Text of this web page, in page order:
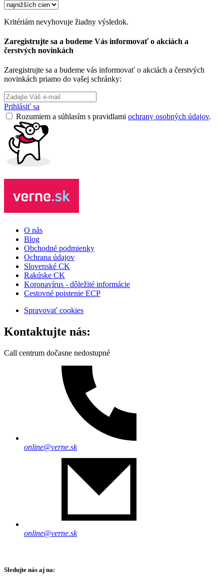
Kritériám nevyhovuje žiadny výsledok.
Zaregistrujte sa a budeme Vás informovať o akciách a
čerstvých novinkách
Zaregistrujte sa a budeme vás informovať o akciách a čerstvých
novinkách priamo do vašej schránky:
Prihlásiť sa
Rozumiem a súhlasím s pravidlami ochrany osobných údajov.
O nás
Blog
Obchodné podmienky
Ochrana údajov
Slovenské CK
Rakúske CK
Koronavírus - dôležité informácie
Cestovné poistenie ECP
Spravovať cookies
Kontaktujte nás:
Call centrum dočasne nedostupné
online@verne.sk
online@verne.sk
Sledujte nás aj na: